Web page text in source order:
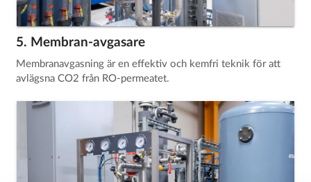
5. Membran-avgasare
Membranavgasning är en effektiv och kemfri teknik för att
avlägsna CO2 från RO-permeatet.